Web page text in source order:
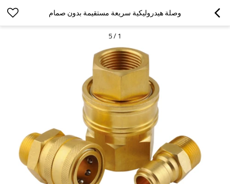
وصلة هيدروليكية سريعة مستقيمة بدون صمام
1
/
5